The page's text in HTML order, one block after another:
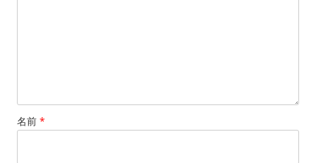
名前 *